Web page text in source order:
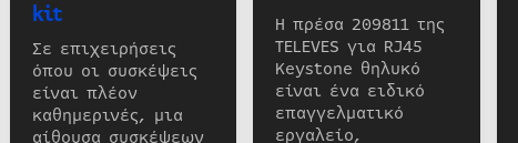
kit
Σε επιχειρήσεις
όπου οι συσκέψεις
είναι πλέον
καθημερινές, μια
αίθουσα συσκέψεων
Η πρέσα 209811 της
TELEVES για RJ45
Keystone θηλυκό
είναι ένα ειδικό
επαγγελματικό
εργαλείο,